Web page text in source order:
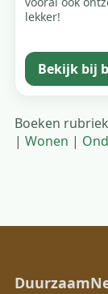
lekker!
Bekijk bij
Boeken
| Wonen |